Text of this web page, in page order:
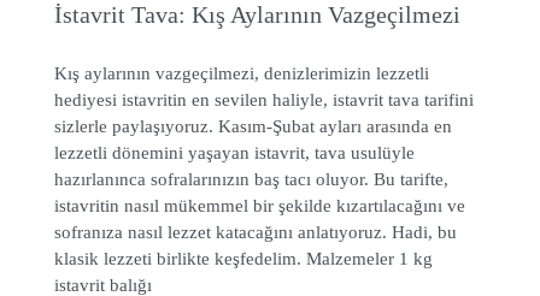
İstavrit Tava: Kış Aylarının Vazgeçilmezi
Kış aylarının vazgeçilmezi, denizlerimizin lezzetli
hediyesi istavritin en sevilen haliyle, istavrit tava tarifini
sizlerle paylaşıyoruz. Kasım-Şubat ayları arasında en
lezzetli dönemini yaşayan istavrit, tava usulüyle
hazırlanınca sofralarınızın baş tacı oluyor. Bu tarifte,
istavritin nasıl mükemmel bir şekilde kızartılacağını ve
sofranıza nasıl lezzet katacağını anlatıyoruz. Hadi, bu
klasik lezzeti birlikte keşfedelim. Malzemeler 1 kg
istavrit balığı